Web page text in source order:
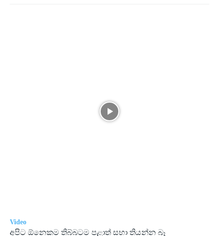
Video
අපිට ඕනෙකම තිබ්බටම පළාත් සභා තියන්න බෑ